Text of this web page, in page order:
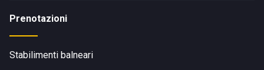
Prenotazioni
Stabilimenti balneari